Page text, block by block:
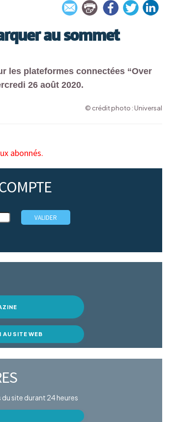
au sommet
les plateformes connectées “Over
26 août 2020.
© crédit photo : Universal
abonnés.
AU SITE WEB
site durant 24 heures